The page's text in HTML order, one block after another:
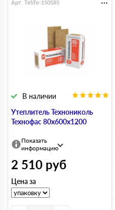
Утеплитель Технониколь
Технофас 80х600х1200
В наличии
Арт. TehTe-150585
Показать
информацию
2 510 руб
Цена за